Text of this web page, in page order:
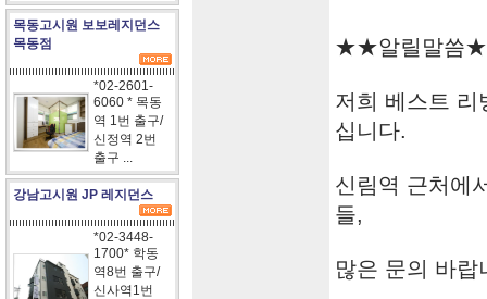
목동고시원 보보레지던스
목동점
*02-2601-
6060 * 목동
역 1번 출구/
신정역 2번
출구 ...
강남고시원 JP 레지던스
*02-3448-
1700* 학동
역8번 출구/
신사역1번
★★알릴말씀
저희 베스트 리
십니다.
신림역 근처에
들,
많은 문의 바